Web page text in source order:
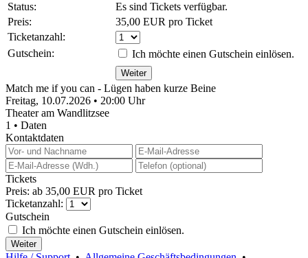
Status:
Es sind Tickets verfügbar.
Preis:
35,00 EUR pro Ticket
Ticketanzahl:
Gutschein:
Ich möchte einen Gutschein einlösen.
Match me if you can - Lügen haben kurze Beine
Freitag, 10.07.2026 • 20:00 Uhr
Theater am Wandlitzsee
1 • Daten
Kontaktdaten
Tickets
Preis: ab 35,00 EUR pro Ticket
Ticketanzahl:
Gutschein
Ich möchte einen Gutschein einlösen.